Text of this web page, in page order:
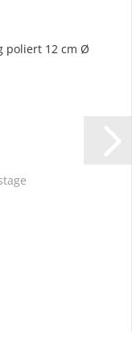
poliert 12 cm Ø